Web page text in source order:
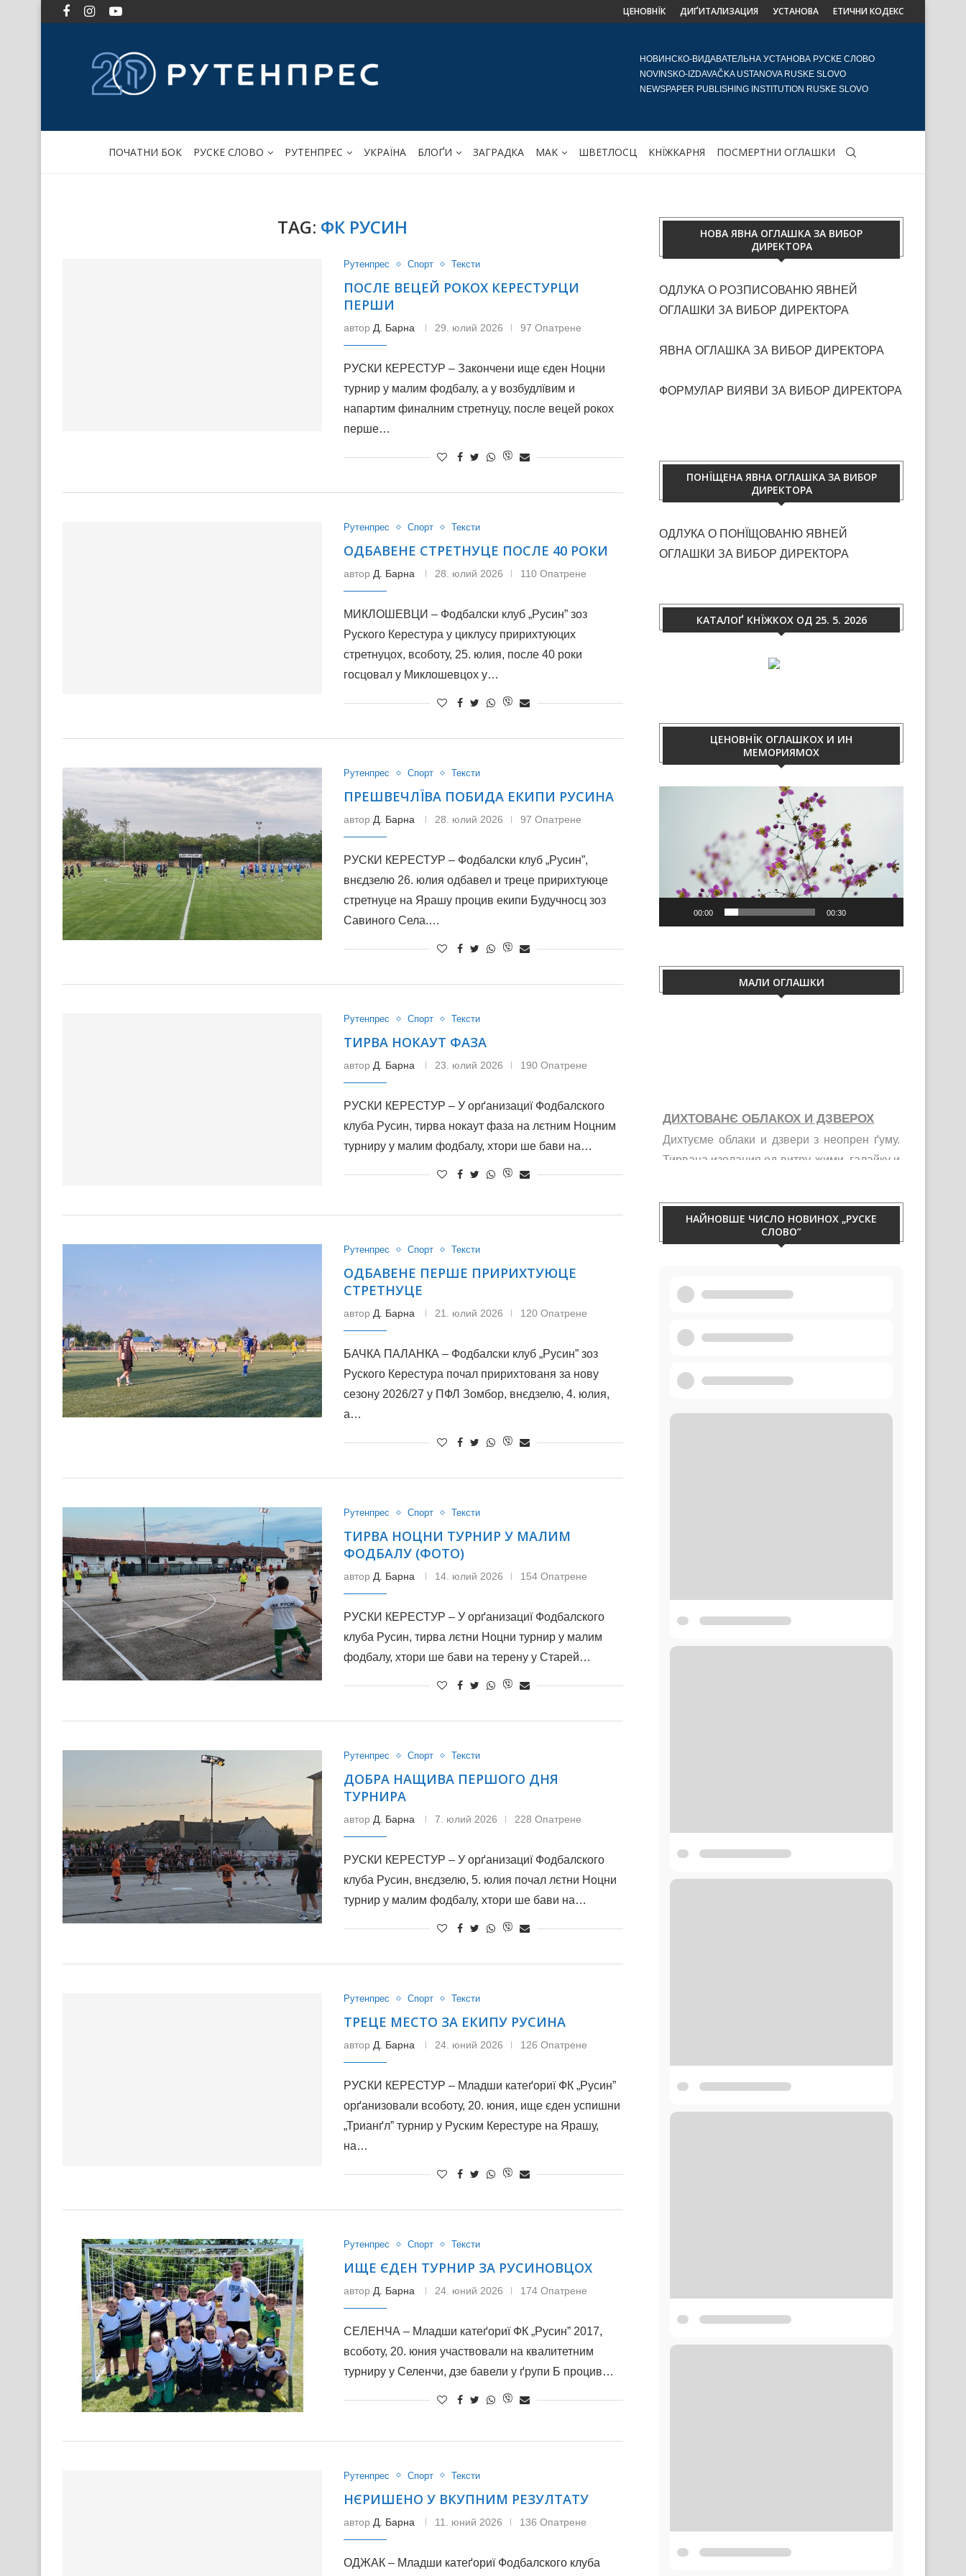
ЦЕНОВНЇК ДИҐИТАЛИЗАЦИЯ УСТАНОВА ЕТИЧНИ КОДЕКС
НОВИНСКО-ВИДАВАТЕЛЬНА УСТАНОВА РУСКЕ СЛОВО
NOVINSKO-IZDAVAČKA USTANOVA RUSKE SLOVO
NEWSPAPER PUBLISHING INSTITUTION RUSKE SLOVO
ПОЧАТНИ БОК РУСКЕ СЛОВО РУТЕНПРЕС УКРАЇНА БЛОҐИ ЗАГРАДКА МАK ШВЕТЛОСЦ KНЇЖКАРНЯ ПОСМЕРТНИ ОГЛАШКИ
TAG: ФК РУСИН
Рутенпрес Спорт Тексти
ПОСЛЕ ВЕЦЕЙ РОКОХ КЕРЕСТУРЦИ
ПЕРШИ
автор Д. Барна 29. юлий 2026 97 Опатрене
РУСКИ КЕРЕСТУР – Закончени ище єден Ноцни
турнир у малим фодбалу, а у возбудлївим и
напартим финалним стретнуцу, после вецей рокох
перше…
Рутенпрес Спорт Тексти
ОДБАВЕНЕ СТРЕТНУЦЕ ПОСЛЕ 40 РОКИ
автор Д. Барна 28. юлий 2026 110 Опатрене
МИКЛОШЕВЦИ – Фодбалски клуб „Русин” зоз
Руского Керестура у циклусу пририхтуюцих
стретнуцох, всоботу, 25. юлия, после 40 роки
госцовал у Миклошевцох у…
Рутенпрес Спорт Тексти
ПРЕШВЕЧЛЇВА ПОБИДА ЕКИПИ РУСИНА
автор Д. Барна 28. юлий 2026 97 Опатрене
РУСКИ КЕРЕСТУР – Фодбалски клуб „Русин”,
внєдзелю 26. юлия одбавел и треце пририхтуюце
стретнуце на Ярашу процив екипи Будучносц зоз
Савиного Села.…
Рутенпрес Спорт Тексти
ТИРВА НОКАУТ ФАЗА
автор Д. Барна 23. юлий 2026 190 Опатрене
РУСКИ КЕРЕСТУР – У орґанизациї Фодбалского
клуба Русин, тирва нокаут фаза на лєтним Ноцним
турниру у малим фодбалу, хтори ше бави на…
Рутенпрес Спорт Тексти
ОДБАВЕНЕ ПЕРШЕ ПРИРИХТУЮЦЕ
СТРЕТНУЦЕ
автор Д. Барна 21. юлий 2026 120 Опатрене
БАЧКА ПАЛАНКА – Фодбалски клуб „Русин” зоз
Руского Керестура почал пририхтованя за нову
сезону 2026/27 у ПФЛ Зомбор, внєдзелю, 4. юлия,
а…
Рутенпрес Спорт Тексти
ТИРВА НОЦНИ ТУРНИР У МАЛИМ
ФОДБАЛУ (ФОТО)
автор Д. Барна 14. юлий 2026 154 Опатрене
РУСКИ КЕРЕСТУР – У орґанизациї Фодбалского
клуба Русин, тирва лєтни Ноцни турнир у малим
фодбалу, хтори ше бави на терену у Старей…
Рутенпрес Спорт Тексти
ДОБРА НАЩИВА ПЕРШОГО ДНЯ
ТУРНИРА
автор Д. Бaрна 7. юлий 2026 228 Опатрене
РУСКИ КЕРЕСТУР – У орґанизациї Фодбалского
клуба Русин, внєдзелю, 5. юлия почал лєтни Ноцни
турнир у малим фодбалу, хтори ше бави на…
Рутенпрес Спорт Тексти
ТРЕЦЕ МЕСТО ЗА ЕКИПУ РУСИНА
автор Д. Барна 24. юний 2026 126 Опатрене
РУСКИ КЕРЕСТУР – Младши катеґориї ФК „Русин”
орґанизовали всоботу, 20. юния, ище єден успишни
„Трианґл” турнир у Руским Керестуре на Ярашу,
на…
Рутенпрес Спорт Тексти
ИЩЕ ЄДЕН ТУРНИР ЗА РУСИНОВЦОХ
автор Д. Барна 24. юний 2026 174 Опатрене
СЕЛЕНЧА – Младши катеґориї ФК „Русин” 2017,
всоботу, 20. юния участвовали на квалитетним
турниру у Селенчи, дзе бавели у ґрупи Б процив…
Рутенпрес Спорт Тексти
НЄРИШЕНО У ВКУПНИМ РЕЗУЛТАТУ
автор Д. Барна 11. юний 2026 136 Опатрене
ОДЖАК – Младши катеґориї Фодбалского клуба
НОВА ЯВНА ОГЛАШКА ЗА ВИБОР
ДИРЕКТОРА
ОДЛУКА О РОЗПИСОВАНЮ ЯВНЕЙ
ОГЛАШКИ ЗА ВИБОР ДИРЕКТОРА
ЯВНА ОГЛАШКА ЗА ВИБОР ДИРЕКТОРА
ФОРМУЛАР ВИЯВИ ЗА ВИБОР ДИРЕКТОРА
ПОНЇЩЕНА ЯВНА ОГЛАШКА ЗА ВИБОР
ДИРЕКТОРА
ОДЛУКА О ПОНЇЩОВАНЮ ЯВНЕЙ
ОГЛАШКИ ЗА ВИБОР ДИРЕКТОРА
КАТАЛОҐ КНЇЖКОХ ОД 25. 5. 2026
ЦЕНОВНЇК ОГЛАШКОХ И ИН
МЕМОРИЯМОХ
00:00 00:30
МАЛИ ОГЛАШКИ
Дихтуєме облаки и дзвери з неопрен ґуму.
Тирваца изолация од витру, жими, галайку и
НАЙНОВШЕ ЧИСЛО НОВИНОХ „РУСКЕ
СЛОВО”